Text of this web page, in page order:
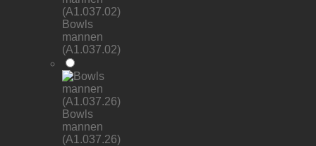
Bowls
mannen
(A1.037.02)
Bowls
mannen
(A1.037.26)